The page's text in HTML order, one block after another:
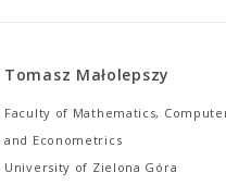
Tomasz Małolepszy
Faculty of Mathematics,
and Econometrics
University of Zielona Góra